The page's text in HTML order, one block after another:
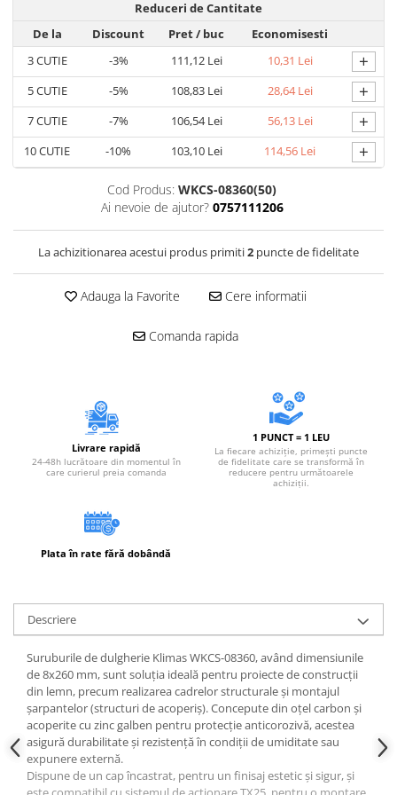
Reduceri de Cantitate
De la
Discount Pret/ buc
Economisesti
3CUTIE -3% 111,12 Lei 10,31 Lei +
5CUTIE -5% 108,83 Lei 28,64 Lei +
7CUTIE -7% 106,54 Lei 56,13 Lei +
10CUTIE -10% 103,10 Lei 114,56 Lei +
Cod Produs: WKCS-08360(50)
Ai nevoie de ajutor? 0757111206
La achizitionarea acestui produs primiti2 puncte de fidelitate
Adauga la Favorite Cere informatii
Comanda rapida
Livrare rapidă
24-48h lucrătoare din momentul în
care curierul preia comanda
1 PUNCT = 1 LEU
La fiecare achiziție, primești puncte
de fidelitate care se transformă în
reducere pentru următoarele
achiziții.
Plata în rate fără dobândă
Descriere
Suruburile de dulgherie Klimas WKCS-08360, având dimensiunile
de 8x260 mm, sunt soluția ideală pentru proiecte de construcții
din lemn, precum realizarea cadrelor structurale și montajul
șarpantelor (structuri de acoperiș). Concepute din oțel carbon și
acoperite cu zinc galben pentru protecție anticorozivă, acestea
asigură durabilitate și rezistență în condiții de umiditate sau
expunere externă.
Dispune de un cap încastrat, pentru un finisaj estetic și sigur, și